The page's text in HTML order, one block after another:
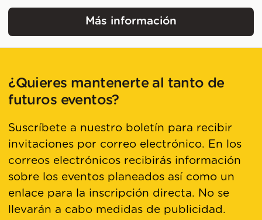
Más información
¿Quieres mantenerte al tanto de
futuros eventos?
Suscríbete a nuestro boletín para recibir
invitaciones por correo electrónico. En los
correos electrónicos recibirás información
sobre los eventos planeados así como un
enlace para la inscripción directa. No se
llevarán a cabo medidas de publicidad.